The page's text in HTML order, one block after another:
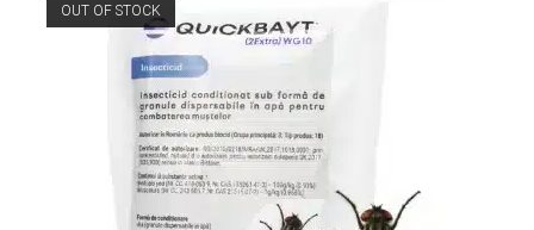
OUT OF STOCK